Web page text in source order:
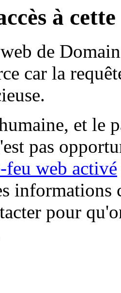
à
de
car la
et le
pas
feu web activé
informations
pour